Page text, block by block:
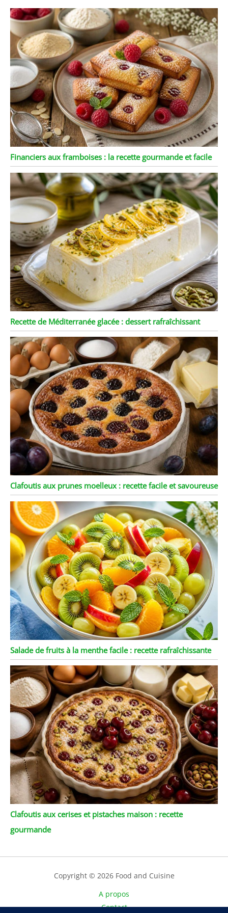
Financiers aux framboises : la recette gourmande et facile
Recette de Méditerranée glacée : dessert rafraîchissant
Clafoutis aux prunes moelleux : recette facile et savoureuse
Salade de fruits à la menthe facile : recette rafraîchissante
Clafoutis aux cerises et pistaches maison : recette
gourmande
Copyright © 2026 Food and Cuisine
A propos
Contact